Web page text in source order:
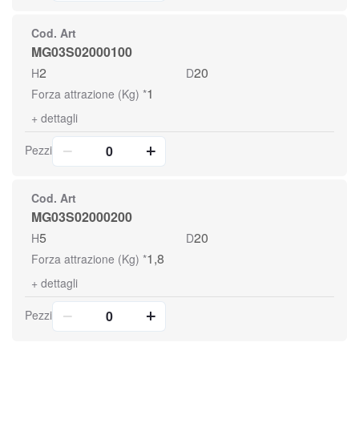
Cod. Art
MG03S02000100
H2 D20
Forza attrazione (Kg) *1
+ dettagli
Pezzi
Cod. Art
MG03S02000200
H5 D20
Forza attrazione (Kg) *1,8
+ dettagli
Pezzi